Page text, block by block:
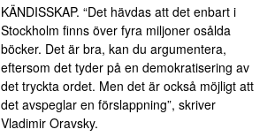
KÄNDISSKAP. “Det hävdas att det enbart i
Stockholm finns över fyra miljoner osålda
böcker. Det är bra, kan du argumentera,
eftersom det tyder på en demokratisering av
det tryckta ordet. Men det är också möjligt att
det avspeglar en förslappning”, skriver
Vladimir Oravsky.